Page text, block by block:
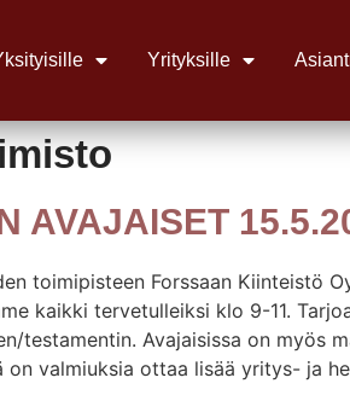
Yrityksille
AVAJAISET
toimipisteen Forssaan Kiinteistö
kaikki tervetulleiksi klo 9-11.
testamentin. Avajaisissa on myös
on valmiuksia ottaa lisää yritys- ja